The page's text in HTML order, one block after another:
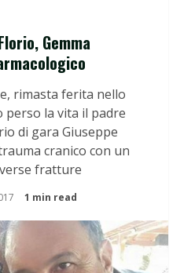
Gemma
rimasta ferita nello
perso la vita il padre
di gara Giuseppe
cranico con un
fratture
1 min read